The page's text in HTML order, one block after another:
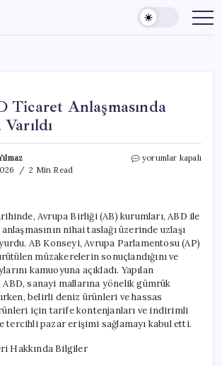
Ticaret Anlaşmasında
2 Min Read
AB
Anlaşmaya
Varıldı
için
yorumlar kapalı
Avrupa Birliği (AB) kurumları, ABD ile
nihai taslağı üzerinde uzlaşı
AB Konseyi, Avrupa Parlamentosu (AP)
müzakerelerin sonuçlandığını ve
kamuoyuna açıkladı. Yapılan
ABD, sanayi mallarına yönelik gümrük
belirli deniz ürünleri ve hassas
için tarife kontenjanları ve indirimli
pazar erişimi sağlamayı kabul etti.
Hakkında Bilgiler